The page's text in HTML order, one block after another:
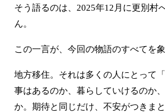
そう語るのは、2025年12月に更別村
ん。
この一言が、今回の物語のすべてを
地方移住。それは多くの人にとって
事はあるのか、暮らしていけるのか
か。期待と同じだけ、不安がつきま